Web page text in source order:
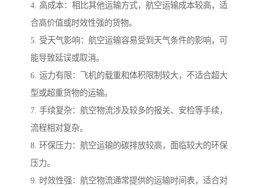
4. 高成本：相比其他运输方式，航空运输成本较高，适
合高价值或时效性强的货物。
5. 受天气影响：航空运输容易受到天气条件的影响，可
能导致延误或取消。
6. 运力有限：飞机的载重和体积限制较大，不适合超大
型或超重货物的运输。
7. 手续复杂：航空物流涉及较多的报关、安检等手续，
流程相对复杂。
8. 环保压力：航空运输的碳排放较高，面临较大的环保
压力。
9. 时效性强：航空物流通常提供的运输时间表，适合对